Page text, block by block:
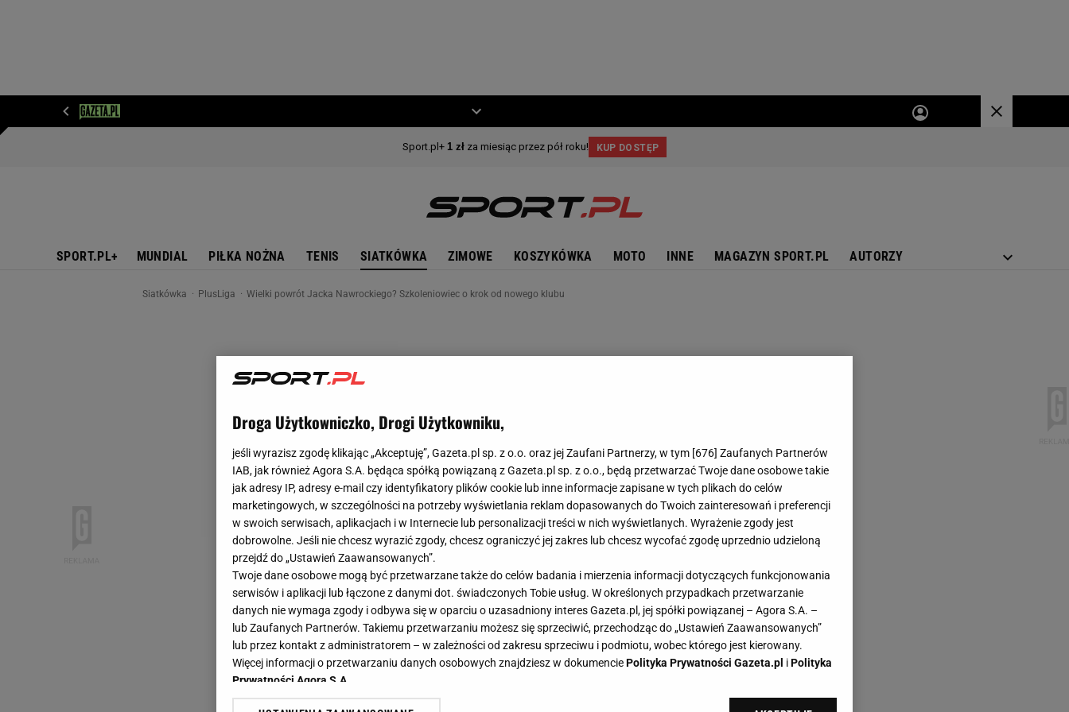
SPORT.PL+ MUNDIAL PIŁKA NOŻNA TENIS SIATKÓWKA ZIMOWE KOSZYKÓWKA MOTO INNE MAGAZYN SPORT.PL AUTORZY
Siatkówka PlusLiga Wielki powrót Jacka Nawrockiego? Szkoleniowiec o krok od nowego klubu
Droga Użytkowniczko, Drogi Użytkowniku,
jeśli wyrazisz zgodę klikając „Akceptuję”, Gazeta.pl sp. z o.o. oraz jej Zaufani Partnerzy, w tym [676] Zaufanych Partnerów
IAB, jak również Agora S.A. będąca spółką powiązaną z Gazeta.pl sp. z o.o., będą przetwarzać Twoje dane osobowe takie
jak adresy IP, adresy e-mail czy identyfikatory plików cookie lub inne informacje zapisane w tych plikach do celów
marketingowych, w szczególności na potrzeby wyświetlania reklam dopasowanych do Twoich zainteresowań i preferencji
w swoich serwisach, aplikacjach i w Internecie lub personalizacji treści w nich wyświetlanych. Wyrażenie zgody jest
dobrowolne. Jeśli nie chcesz wyrazić zgody, chcesz ograniczyć jej zakres lub chcesz wycofać zgodę uprzednio udzieloną
przejdź do „Ustawień Zaawansowanych”.
Twoje dane osobowe mogą być przetwarzane także do celów badania i mierzenia informacji dotyczących funkcjonowania
serwisów i aplikacji lub łączone z danymi dot. świadczonych Tobie usług. W określonych przypadkach przetwarzanie
danych nie wymaga zgody i odbywa się w oparciu o uzasadniony interes Gazeta.pl, jej spółki powiązanej – Agora S.A. –
lub Zaufanych Partnerów. Takiemu przetwarzaniu możesz się sprzeciwić, przechodząc do „Ustawień Zaawansowanych”
lub przez kontakt z administratorem – w zależności od zakresu sprzeciwu i podmiotu, wobec którego jest kierowany.
Więcej informacji o przetwarzaniu danych osobowych znajdziesz w dokumenciePolityka Prywatności Gazeta.pl iPolityka
Prywatności Agora S.A.